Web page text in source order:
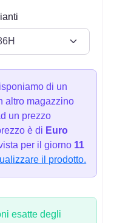
di un
altro magazzino
un prezzo
è di Euro
per il giorno 11
il prodotto.
esatte degli